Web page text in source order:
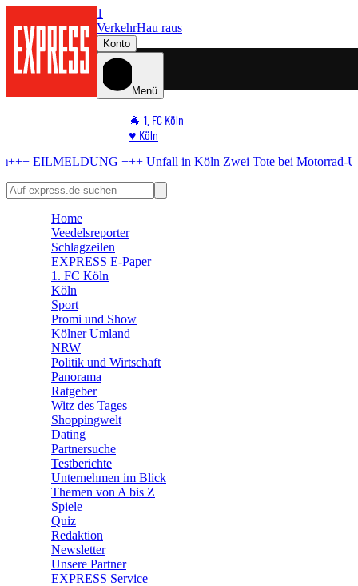
1
VerkehrHau raus
Konto
Menü
🐐 1. FC Köln
♥️ Köln
🛒 Shoppingwelt
Unfall in KölnZwei Tote bei Motorrad-Unfall – Verdacht auf illegales
Home
Veedelsreporter
Schlagzeilen
EXPRESS E-Paper
1. FC Köln
Köln
Sport
Promi und Show
Kölner Umland
NRW
Politik und Wirtschaft
Panorama
Ratgeber
Witz des Tages
Shoppingwelt
Dating
Partnersuche
Testberichte
Unternehmen im Blick
Themen von A bis Z
Spiele
Quiz
Redaktion
Newsletter
Unsere Partner
EXPRESS Service